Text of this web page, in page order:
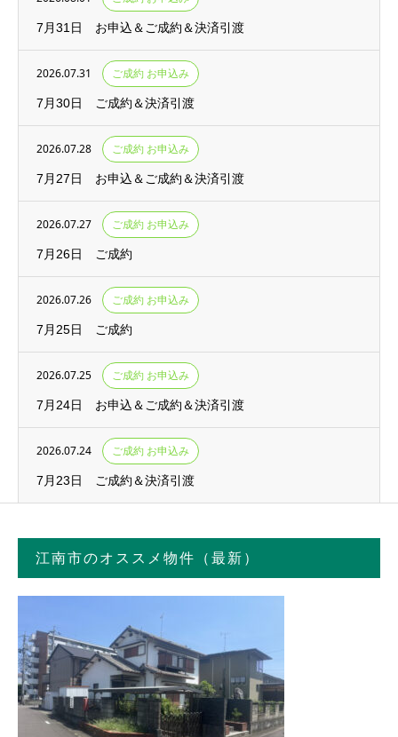
7月31日 お申込＆ご成約＆決済引渡
2026.07.31 ご成約 お申込み
7月30日 ご成約＆決済引渡
2026.07.28 ご成約 お申込み
7月27日 お申込＆ご成約＆決済引渡
2026.07.27 ご成約 お申込み
7月26日 ご成約
2026.07.26 ご成約 お申込み
7月25日 ご成約
2026.07.25 ご成約 お申込み
7月24日 お申込＆ご成約＆決済引渡
2026.07.24 ご成約 お申込み
7月23日 ご成約＆決済引渡
江南市のオススメ物件（最新）